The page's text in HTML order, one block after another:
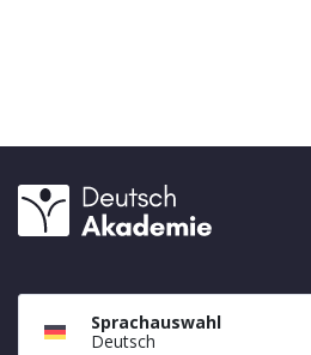
Sprachauswahl
Deutsch